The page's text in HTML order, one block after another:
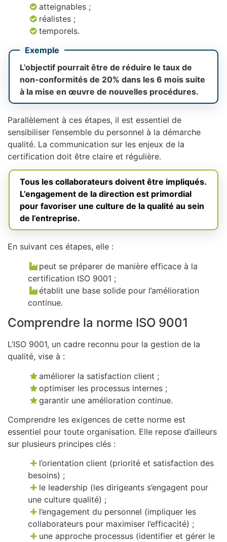
atteignables ;
réalistes ;
temporels.
Exemple
L’objectif pourrait être de réduire le taux de
non-conformités de 20% dans les 6 mois suite
à la mise en œuvre de nouvelles procédures.
Parallèlement à ces étapes, il est essentiel de
sensibiliser l’ensemble du personnel à la démarche
qualité. La communication sur les enjeux de la
certification doit être claire et régulière.
Tous les collaborateurs doivent être impliqués.
L’engagement de la direction est primordial
pour favoriser une culture de la qualité au sein
de l’entreprise.
En suivant ces étapes, elle :
peut se préparer de manière efficace à la
certification ISO 9001 ;
établit une base solide pour l’amélioration
continue.
Comprendre la norme ISO 9001
L’ISO 9001, un cadre reconnu pour la gestion de la
qualité, vise à :
améliorer la satisfaction client ;
optimiser les processus internes ;
garantir une amélioration continue.
Comprendre les exigences de cette norme est
essentiel pour toute organisation. Elle repose d’ailleurs
sur plusieurs principes clés :
l’orientation client (priorité et satisfaction des
besoins) ;
le leadership (les dirigeants s’engagent pour
une culture qualité) ;
l’engagement du personnel (impliquer les
collaborateurs pour maximiser l’efficacité) ;
une approche processus (identifier et gérer le